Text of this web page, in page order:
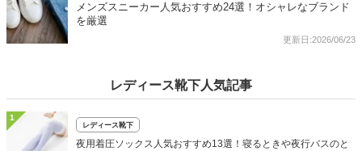
メンズスニーカー人気おすすめ24選！オシャレなブランド
を厳選
更新日:2026/06/23
レディース靴下人気記事
1
レディース靴下
夜用着圧ソックス人気おすすめ13選！寝るときや夜行バスのと